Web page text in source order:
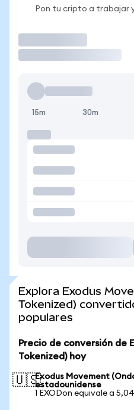
Pon tu cripto a trabajar
15m 30m
Explora Exodus
Tokenized)
populares
Precio de conversión de
Tokenized) hoy
🇺🇸Exodus Movement
estadounidense
1 EXODon equivale a